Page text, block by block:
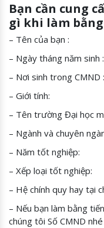
Bạn cần cung
gì khi làm bằng
– Tên của bạn :
– Ngày tháng năm sinh :
– Nơi sinh trong CMND :
– Giới tính:
– Tên trường Đại học
– Ngành và chuyên
– Năm tốt nghiệp:
– Xếp loại tốt nghiệp:
– Hệ chính quy hay tại
– Nếu bạn làm bằng
chúng tôi Số CMND nhé